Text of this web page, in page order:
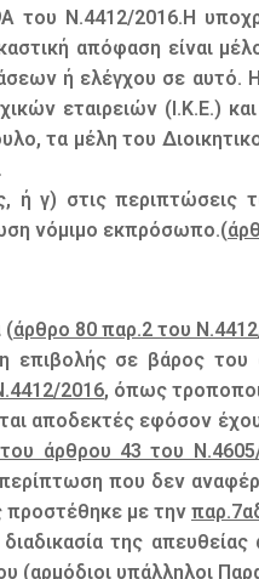
του Ν.4412/2016.Η
απόφαση είναι
ή ελέγχου σε αυτό. Η
εταιρειών (Ι.Κ.Ε.)
τα μέλη του
ή γ) στις περιπτώσεις
νόμιμο εκπρόσωπο.(
(άρθρο 80 παρ.2 του
επιβολής σε βάρος του
2016, όπως
αποδεκτές εφόσον
άρθρου 43 του
που δεν
με την
της
(αρμόδιοι υπάλληλοι